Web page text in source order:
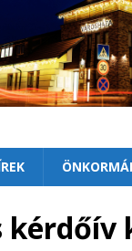
kérdőív